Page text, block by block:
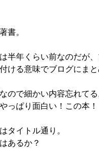
書。
半年くらい前なのだが
ける意味でブログにまと
ので細かい内容忘れて
っぱり面白い！この本！
タイトル通り。
あるか？